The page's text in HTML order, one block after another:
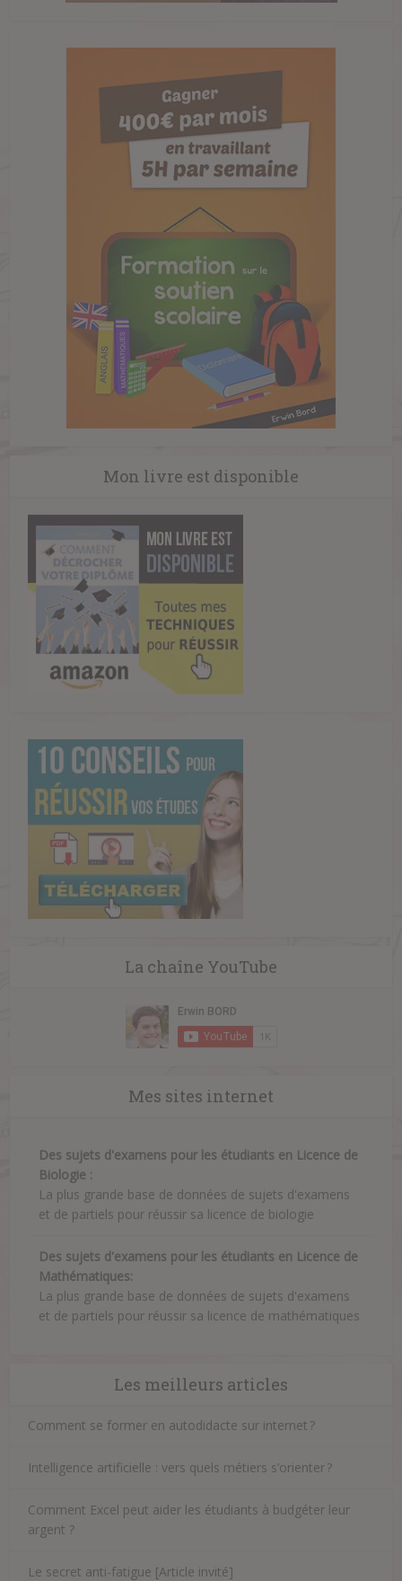
Mon livre est disponible
La chaîne YouTube
Mes sites internet
Des sujets d'examens pour les étudiants en Licence de
Biologie :
La plus grande base de données de sujets d'examens
et de partiels pour réussir sa licence de biologie
Des sujets d'examens pour les étudiants en Licence de
Mathématiques:
La plus grande base de données de sujets d'examens
et de partiels pour réussir sa licence de mathématiques
Les meilleurs articles
Comment se former en autodidacte sur internet ?
Intelligence artificielle : vers quels métiers s’orienter ?
Comment Excel peut aider les étudiants à budgéter leur
argent ?
Le secret anti-fatigue [Article invité]